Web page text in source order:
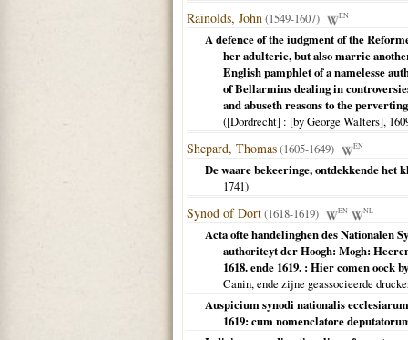
Rainolds, John(1549-1607) EN
A defence of the iudgment of the
her adulterie, but also marrie
English pamphlet of a namelesse
of Bellarmins dealing in
and abuseth reasons to the
([Dordrecht] : [by George Walters],
Shepard, Thomas(1605-1649) EN
De waare bekeeringe, ontdekkende het
1741)
Synod of Dort(1618-1619) EN NL
Acta ofte handelinghen des Nationalen
authoriteyt der Hoogh: Mogh:
1618. ende 1619. : Hier comen oock
Canin, ende zijne geassocieerde
Auspicium synodi nationalis
1619: cum nomenclatore